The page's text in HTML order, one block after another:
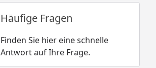
Häufige Fragen
Finden Sie hier eine schnelle
Antwort auf Ihre Frage.